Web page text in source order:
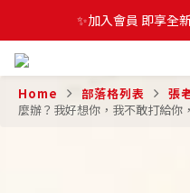
✨加入會員 即享全
Home 部落格列表 張
麼辦？我好想你，我不敢打給你